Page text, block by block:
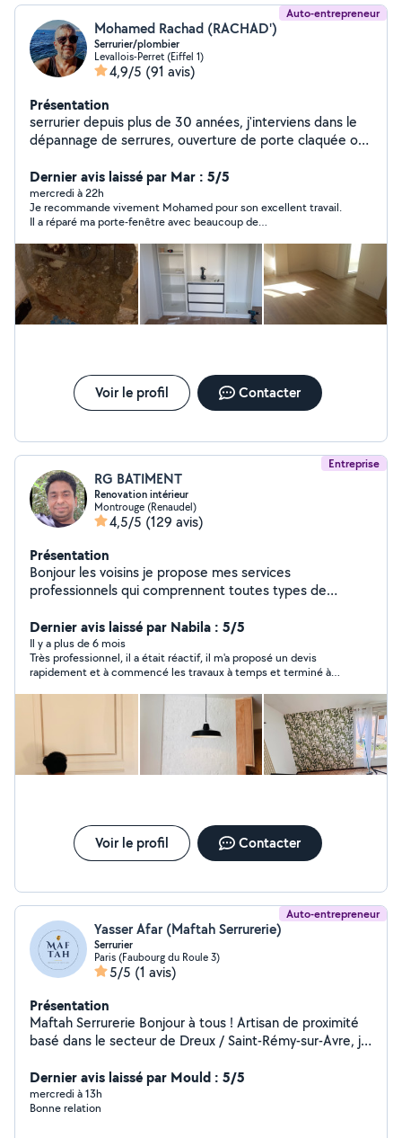
Auto-entrepreneur
Mohamed Rachad (RACHAD')
Serrurier/plombier
Levallois-Perret (Eiffel 1)
4,9/5 (91 avis)
Présentation
serrurier depuis plus de 30 années, j'interviens dans le
dépannage de serrures, ouverture de porte claquée ou
domaine de la plomberie et installation sanitaire, ainsi
que le bricolage en tous genre. En cas d'urgence vous
pouvez me contacter par téléphone
Dernier avis laissé par Mar : 5/5
mercredi à 22h
Je recommande vivement Mohamed pour son excellent travail.
Il a réparé ma porte-fenêtre avec beaucoup de
efficace et à l’écoute
Voir le profil Contacter
Entreprise
RG BATIMENT
Renovation intérieur
Montrouge (Renaudel)
4,5/5 (129 avis)
Présentation
Bonjour les voisins je propose mes services
professionnels qui comprennent toutes types de
experience rest a votre disposition merci
Dernier avis laissé par Nabila : 5/5
Il y a plus de 6 mois
Très professionnel, il a était réactif, il m'a proposé un devis
rapidement et à commencé les travaux à temps et terminé à
Voir le profil Contacter
Auto-entrepreneur
Yasser Afar (Maftah Serrurerie)
Serrurier
Paris (Faubourg du Roule 3)
5/5 (1 avis)
Présentation
Maftah Serrurerie Bonjour à tous ! Artisan de proximité
basé dans le secteur de Dreux / Saint-Rémy-sur-Avre, je
régler et réparer les ouvertures de votre maison ou
appartement. Mon mot d'ordre : L'honnêteté. Je
privilégie toujours la réparation et le réglage plutôt que
Dernier avis laissé par Mould : 5/5
mercredi à 13h
Bonne relation